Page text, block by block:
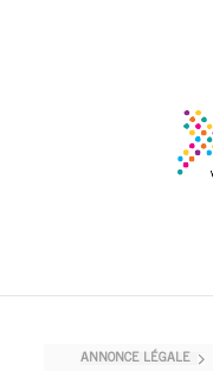
ANNONCE LÉGALE